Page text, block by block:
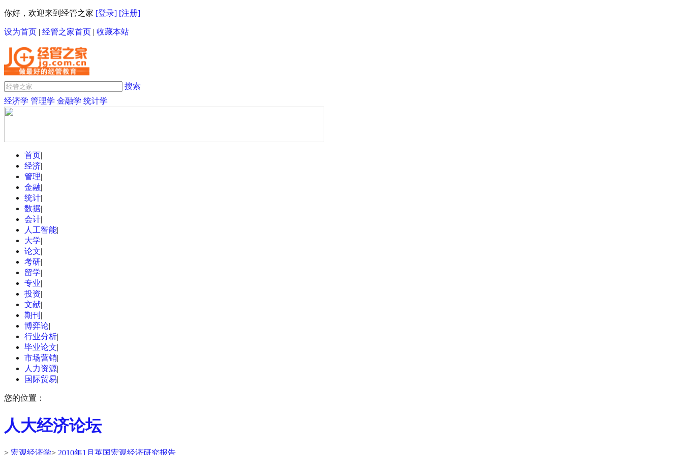
你好，欢迎来到经管之家 [登录] [注册]
设为首页 | 经管之家首页 | 收藏本站
搜索
经济学 管理学 金融学 统计学
首页|
经济|
管理|
金融|
统计|
数据|
会计|
人工智能|
大学|
论文|
考研|
留学|
专业|
投资|
文献|
期刊 |
博弈论|
行业分析|
毕业论文|
市场营销|
人力资源|
国际贸易|
您的位置：
人大经济论坛
> 宏观经济学> 2010年1月英国宏观经济研究报告